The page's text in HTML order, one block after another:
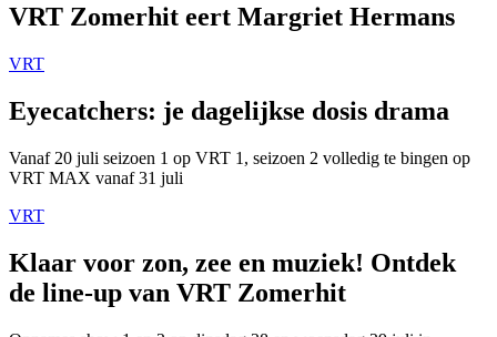
VRT Zomerhit eert Margriet Hermans
VRT
Eyecatchers: je dagelijkse dosis drama
Vanaf 20 juli seizoen 1 op VRT 1, seizoen 2 volledig te bingen op
VRT MAX vanaf 31 juli
VRT
Klaar voor zon, zee en muziek! Ontdek
de line-up van VRT Zomerhit